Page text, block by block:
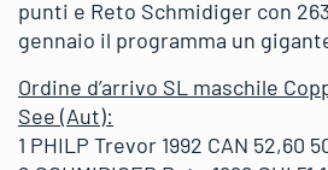
punti e Reto Schmidiger con
gennaio il programma un
Ordine d’arrivo SL maschile
See (Aut):
1 PHILP Trevor 1992 CAN 52,60